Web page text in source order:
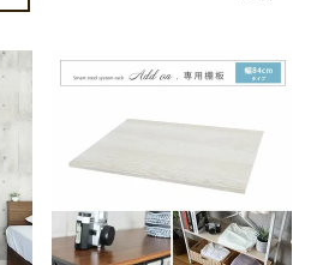
感寝具 ワークデスク ウィルトンラ